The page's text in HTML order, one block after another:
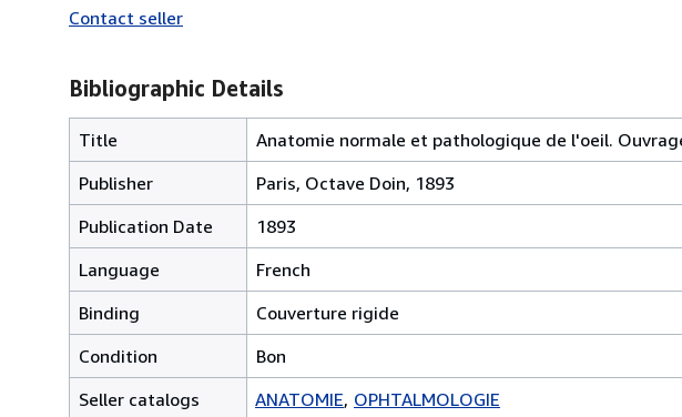
Contact seller
Bibliographic Details
Title
Anatomie normale et pathologique de l'oeil.
Publisher
Paris, Octave Doin, 1893
Publication Date
1893
Language
French
Binding
Couverture rigide
Condition
Bon
Seller catalogs
ANATOMIE OPHTALMOLOGIE